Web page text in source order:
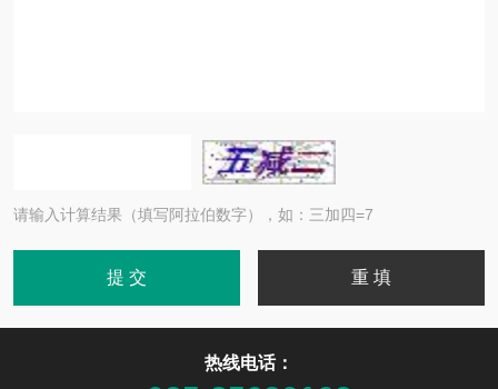
请输入计算结果（填写阿拉伯数字），如：三加四=7
热线电话：